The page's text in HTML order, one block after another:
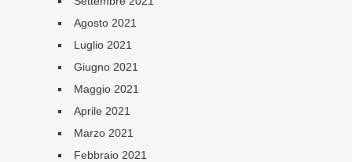
Agosto 2021
Luglio 2021
Giugno 2021
Maggio 2021
Aprile 2021
Marzo 2021
Febbraio 2021